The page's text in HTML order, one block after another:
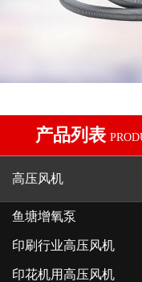
产品列表
高压风机
鱼塘增氧泵
印刷行业高压风机
印花机用高压风机